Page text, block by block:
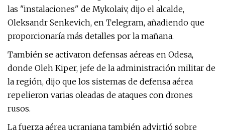
las "instalaciones" de Mykolaiv, dijo el alcalde,
Oleksandr Senkevich, en Telegram, añadiendo que
proporcionaría más detalles por la mañana.
También se activaron defensas aéreas en Odesa,
donde Oleh Kiper, jefe de la administración militar de
la región, dijo que los sistemas de defensa aérea
repelieron varias oleadas de ataques con drones
rusos.
La fuerza aérea ucraniana también advirtió sobre